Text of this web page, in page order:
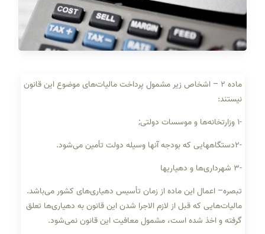
ماده ‌۲ – اشخاص زیر مشمول پرداخت مالیات‌های موضوع این قانون
نیستند:
-۱ وزارتخانه‌ها و موسسات دولتی;
-۲دستگاه­هایی که بودجه آنها وسیله دولت تأمین می‌شود.
-۳ شهرداری‌ها و دهیاریها
تبصره‌– اعمال این ماده از زمان تأسیس دهیاری‌های کشور می‌باشد.
مالیات‌هایی که قبل از لازم الاجرا شدن این قانون به دهیاری‌ها تعلق
گرفته و اخذ شده است، مشمول معافیت این قانون نمی‌شود.